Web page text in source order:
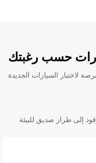
حسب رغبتك
لاختبار السيارات الجديدة
إلى طراز صديق للبيئة